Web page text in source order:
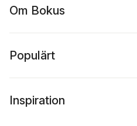
Om Bokus
Populärt
Inspiration